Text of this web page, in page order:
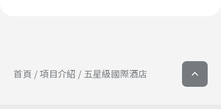
首頁 項目介紹 五星級國際酒店